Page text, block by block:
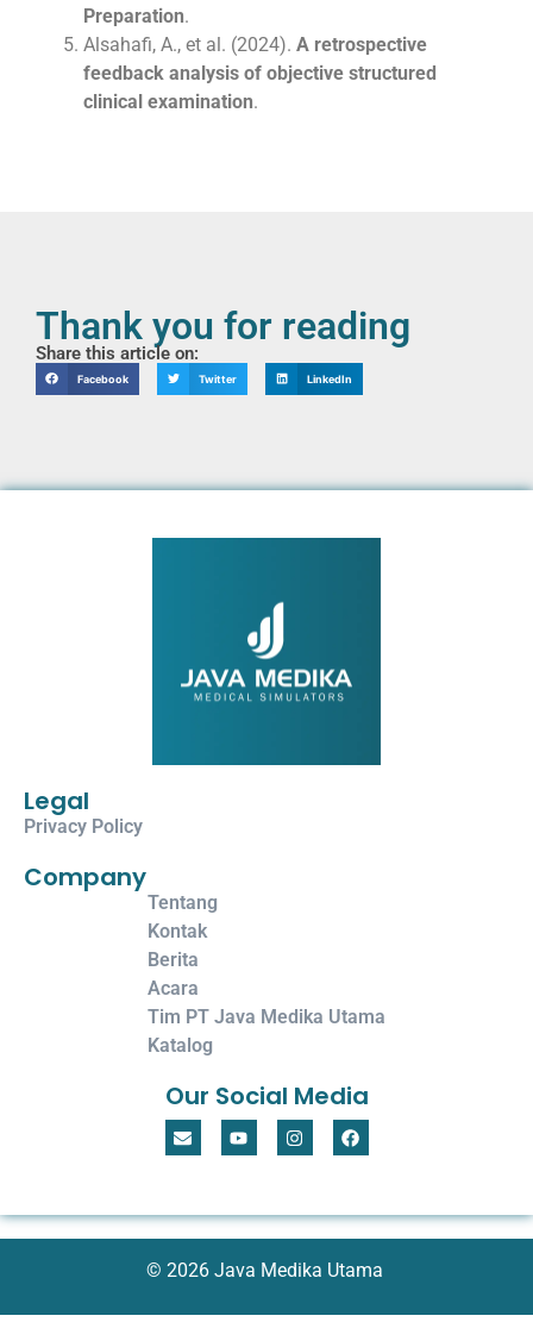
Preparation.
Alsahafi, A., et al. (2024). A retrospective
feedback analysis of objective structured
clinical examination.
Thank you for reading
Share this article on:
Facebook Twitter LinkedIn
Legal
Privacy Policy
Tentang
Kontak
Berita
Acara
Tim PT Java Medika Utama
Katalog
Company
Our Social Media
© 2026 Java Medika Utama